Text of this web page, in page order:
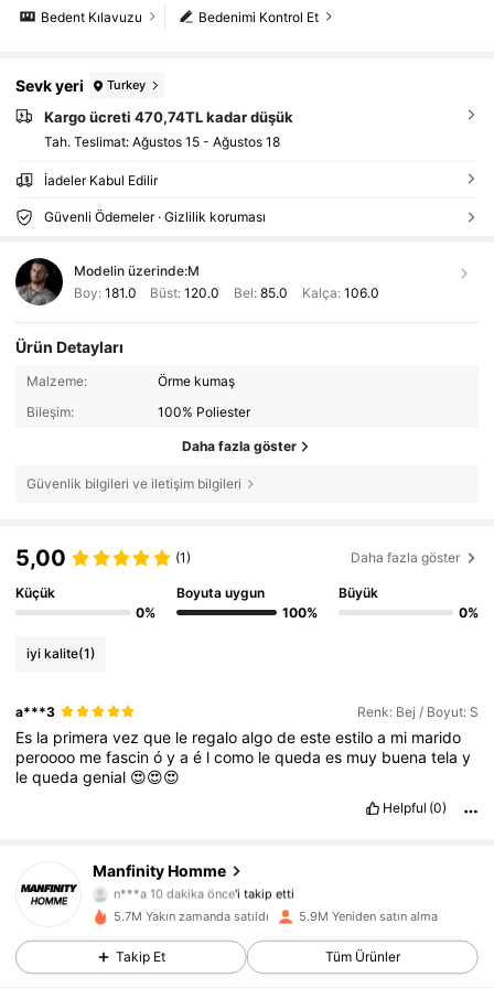
Bedenimi Kontrol Et
Bedent Kılavuzu
Sevk yeri Turkey
Kargo ücreti 470,74TL kadar düşük
Tah. Teslimat: Ağustos 15 - Ağustos 18
İadeler Kabul Edilir
Güvenli Ödemeler · Gizlilik koruması
Modelin üzerinde:M
Boy: 181.0 Büst:120.0 Bel: 85.0 Kalça: 106.0
Ürün Detayları
Malzeme:
Örme kumaş
Bileşim:
100% Poliester
Daha fazla göster
Güvenlik bilgileri ve iletişim bilgileri
5,00 (1) Daha fazla göster
Küçük
0%
Boyuta uygun
100%
Büyük
0%
iyi kalite(1)
a***3 Renk: Bej / Boyut: S
Es la primeravezque le regaloalgodeesteestiloa mi marido
peroooo mefascinóyaé lcomo lequedaes muy buenatelay
lequedagenial 😍😍😍
Helpful (0)
Manfinity Homme
4,86
606K Takipçiler
n***a 10 dakika önce'i takip etti
k***4 göz atıyor
4,86
606K Takipçiler
4,86 606K Takipçiler
5.7M Yakın zamanda satıldı 5.9M Yeniden satın alma
Takip Et Tüm Ürünler